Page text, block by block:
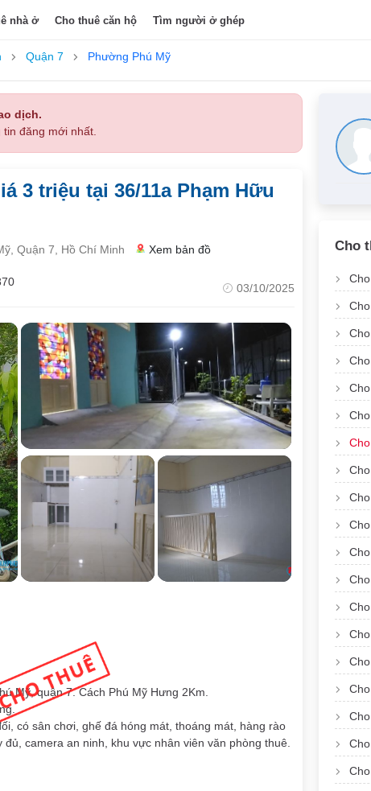
nhà ở Cho thuê căn hộ Tìm người ở ghép
Quận 7 Phường Phú Mỹ
dịch.
đăng mới nhất.
3 triệu tại 36/11a Phạm Hữu
Quận 7, Hồ Chí Minh Xem bản đồ
03/10/2025
Mỹ, quận 7. Cách Phú Mỹ Hưng 2Km.
có sân chơi, ghế đá hóng mát, thoáng mát, hàng rào
camera an ninh, khu vực nhân viên văn phòng thuê.
Cho